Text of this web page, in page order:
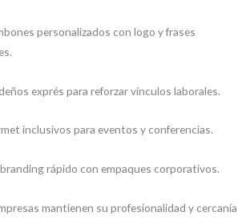
personalizados con logo y frases
exprés para reforzar vínculos laborales.
inclusivos para eventos y conferencias.
rápido con empaques corporativos.
mantienen su profesionalidad y cercanía